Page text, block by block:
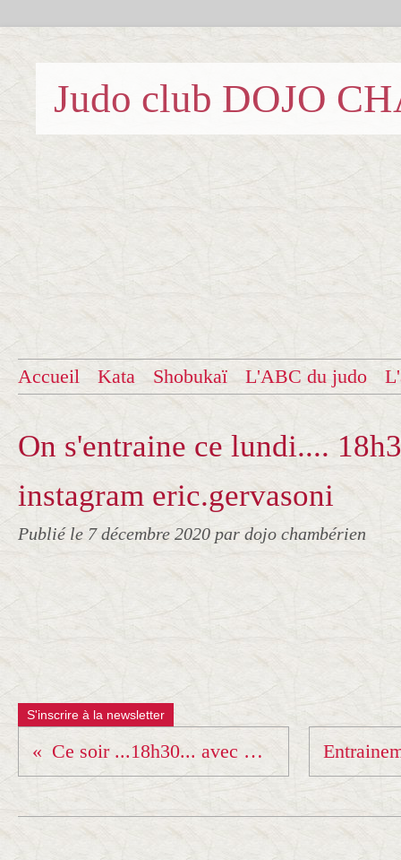
Judo club DOJO
Accueil Kata Shobukaï L'ABC du judo
On s'entraine ce lundi....
instagram eric.gervasoni
Publié le 7 décembre 2020 par dojo chambérien
S'inscrire à la newsletter
Ce soir ...18h30... avec Eric sur Instagram !